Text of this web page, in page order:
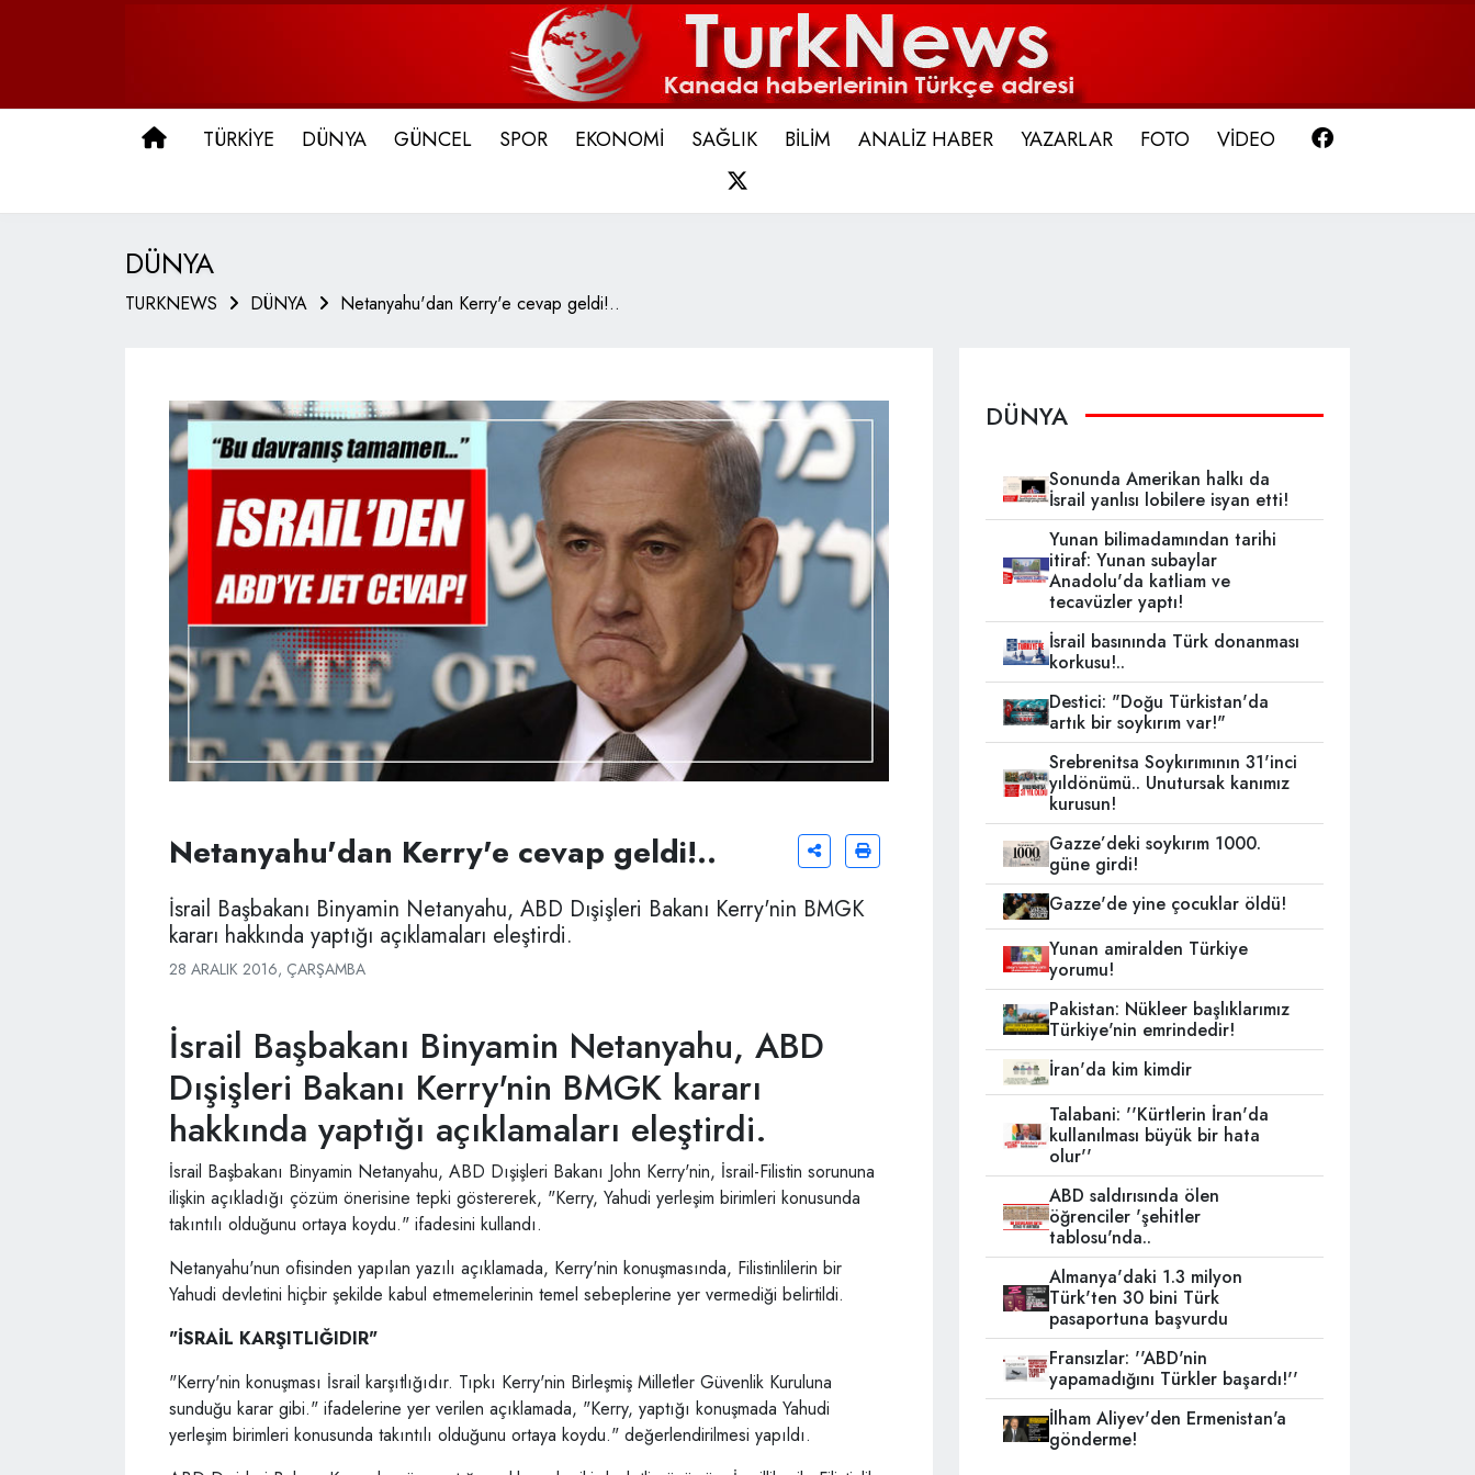
ANA SAYFA
TÜRKİYE DÜNYA GÜNCEL SPOR EKONOMİ SAĞLIK BİLİM ANALİZ HABER YAZARLAR FOTO VİDEO
DÜNYA
TURKNEWS DÜNYA Netanyahu'dan Kerry'e cevap geldi!..
Netanyahu'dan Kerry'e cevap geldi!..
İsrail Başbakanı Binyamin Netanyahu, ABD Dışişleri Bakanı Kerry'nin BMGK
kararı hakkında yaptığı açıklamaları eleştirdi.
28 ARALIK 2016, ÇARŞAMBA
İsrail Başbakanı Binyamin Netanyahu, ABD
Dışişleri Bakanı Kerry'nin BMGK kararı
hakkında yaptığı açıklamaları eleştirdi.
İsrail Başbakanı Binyamin Netanyahu, ABD Dışişleri Bakanı John Kerry'nin, İsrail-Filistin sorununa
ilişkin açıkladığı çözüm önerisine tepki göstererek, "Kerry, Yahudi yerleşim birimleri konusunda
takıntılı olduğunu ortaya koydu." ifadesini kullandı.
Netanyahu'nun ofisinden yapılan yazılı açıklamada, Kerry'nin konuşmasında, Filistinlilerin bir
Yahudi devletini hiçbir şekilde kabul etmemelerinin temel sebeplerine yer vermediği belirtildi.
"İSRAİL KARŞITLIĞIDIR"
"Kerry'nin konuşması İsrail karşıtlığıdır. Tıpkı Kerry'nin Birleşmiş Milletler Güvenlik Kuruluna
sunduğu karar gibi." ifadelerine yer verilen açıklamada, "Kerry, yaptığı konuşmada Yahudi
yerleşim birimleri konusunda takıntılı olduğunu ortaya koydu." değerlendirilmesi yapıldı.
DÜNYA
Sonunda Amerikan halkı da
İsrail yanlısı lobilere isyan etti!
Yunan bilimadamından tarihi
itiraf: Yunan subaylar
Anadolu'da katliam ve
tecavüzler yaptı!
İsrail basınında Türk donanması
korkusu!..
Destici: "Doğu Türkistan'da
artık bir soykırım var!"
Srebrenitsa Soykırımının 31'inci
yıldönümü.. Unutursak kanımız
kurusun!
Gazze’deki soykırım 1000.
güne girdi!
Gazze'de yine çocuklar öldü!
Yunan amiralden Türkiye
yorumu!
Pakistan: Nükleer başlıklarımız
Türkiye'nin emrindedir!
İran'da kim kimdir
Talabani: ''Kürtlerin İran'da
kullanılması büyük bir hata
olur''
ABD saldırısında ölen
öğrenciler 'şehitler
tablosu'nda..
Almanya'daki 1.3 milyon
Türk'ten 30 bini Türk
pasaportuna başvurdu
Fransızlar: ''ABD'nin
yapamadığını Türkler başardı!''
İlham Aliyev'den Ermenistan'a
gönderme!